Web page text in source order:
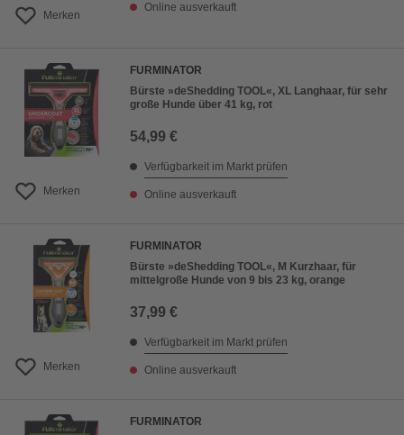
Merken
Online ausverkauft
Merken
FURMINATOR
Bürste »deShedding TOOL«, XL Langhaar, für sehr
große Hunde über 41 kg, rot
54,99 €
Verfügbarkeit im Markt prüfen
Online ausverkauft
Merken
FURMINATOR
Bürste »deShedding TOOL«, M Kurzhaar, für
mittelgroße Hunde von 9 bis 23 kg, orange
37,99 €
Verfügbarkeit im Markt prüfen
Online ausverkauft
FURMINATOR